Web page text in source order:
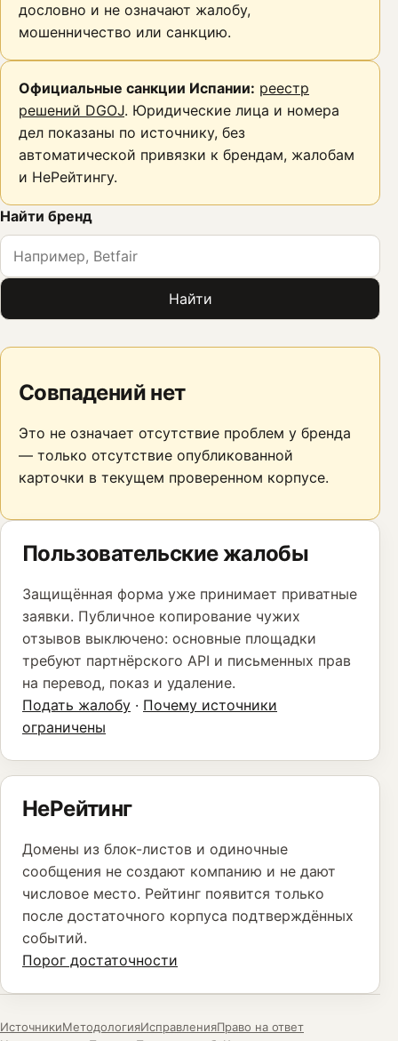
дословно и не означают жалобу,
мошенничество или санкцию.
Официальные санкции Испании: реестр
решений DGOJ. Юридические лица и номера
дел показаны по источнику, без
автоматической привязки к брендам, жалобам
и НеРейтингу.
Найти бренд
Найти
Совпадений нет
Это не означает отсутствие проблем у бренда
— только отсутствие опубликованной
карточки в текущем проверенном корпусе.
Пользовательские жалобы
Защищённая форма уже принимает приватные
заявки. Публичное копирование чужих
отзывов выключено: основные площадки
требуют партнёрского API и письменных прав
на перевод, показ и удаление.
Подать жалобу · Почему источники
ограничены
НеРейтинг
Домены из блок-листов и одиночные
сообщения не создают компанию и не дают
числовое место. Рейтинг появится только
после достаточного корпуса подтверждённых
событий.
Порог достаточности
ИсточникиМетодологияИсправленияПраво на ответ